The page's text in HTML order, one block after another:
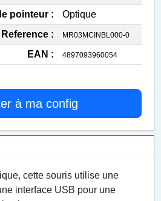
pointeur :
Optique
Reference :
MR03MCINBL000-0
EAN : 4897093960054
à ma config
cette souris utilise une
interface USB pour une